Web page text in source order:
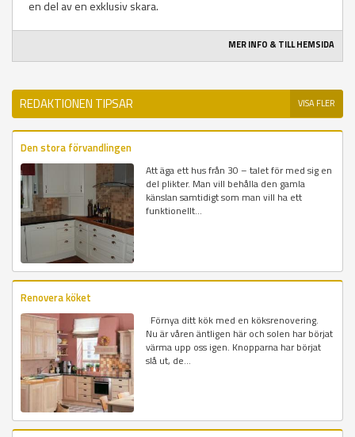
en del av en exklusiv skara.
MER INFO & TILL HEMSIDA
REDAKTIONEN TIPSAR VISA FLER
Den stora förvandlingen
Att äga ett hus från 30 – talet för med sig en
del plikter. Man vill behålla den gamla
känslan samtidigt som man vill ha ett
funktionellt...
Renovera köket
Förnya ditt kök med en köksrenovering.
Nu är våren äntligen här och solen har börjat
värma upp oss igen. Knopparna har börjat
slå ut, de...